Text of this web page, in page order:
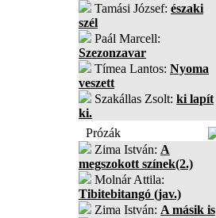
Tamási József: északi
szél
Paál Marcell:
Szezonzavar
Tímea Lantos: Nyoma
veszett
Szakállas Zsolt: ki lapít
ki.
Prózák
Zima István: A
megszokott színek(2.)
Molnár Attila:
Tibitebitangó (jav.)
Zima István: A másik is